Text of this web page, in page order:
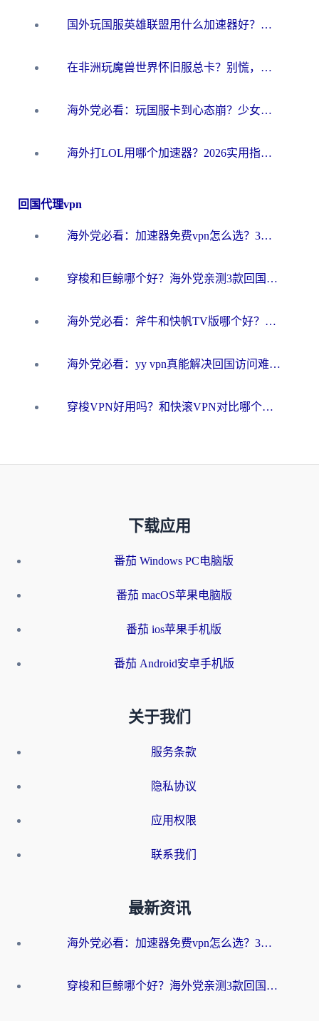
国外玩国服英雄联盟用什么加速器好？海外党亲测有效的国服游戏加速指南
在非洲玩魔兽世界怀旧服总卡？别慌，这份指南帮你丝滑开荒
海外党必看：玩国服卡到心态崩？少女前线云图计划加速器免费推荐+碧蓝航线足球世界流畅攻略
海外打LOL用哪个加速器？2026实用指南：从延迟到设备适配，一篇解决你的国服游戏痛点
回国代理vpn
海外党必看：加速器免费vpn怎么选？3步教你无缝访问国内资源
穿梭和巨鲸哪个好？海外党亲测3款回国加速器，教你避开90%的坑
海外党必看：斧牛和快帆TV版哪个好？3分钟选对回国加速器，无缝刷B站、追热剧
海外党必看：yy vpn真能解决回国访问难题？附云极initap测评+免费方案对比
穿梭VPN好用吗？和快滚VPN对比哪个回国效果更好？海外党选回国加速器必看指南
下载应用
番茄 Windows PC电脑版
番茄 macOS苹果电脑版
番茄 ios苹果手机版
番茄 Android安卓手机版
关于我们
服务条款
隐私协议
应用权限
联系我们
最新资讯
海外党必看：加速器免费vpn怎么选？3步教你无缝访问国内资源
穿梭和巨鲸哪个好？海外党亲测3款回国加速器，教你避开90%的坑